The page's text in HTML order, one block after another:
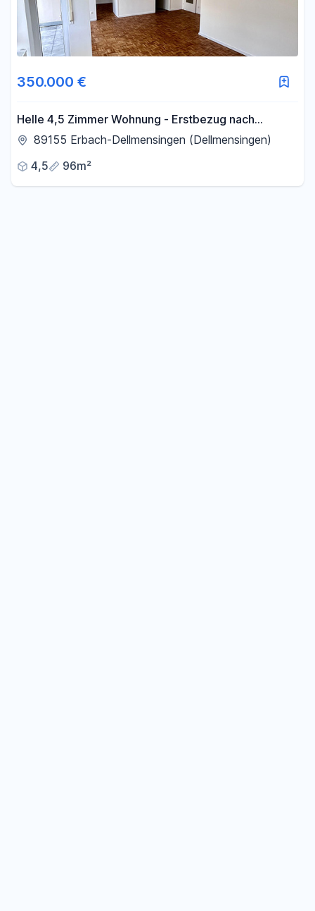
350.000 €
Helle 4,5 Zimmer Wohnung - Erstbezug nach
Sanierung - Top gepflegt
89155 Erbach-Dellmensingen (Dellmensingen)
4,5
96m²